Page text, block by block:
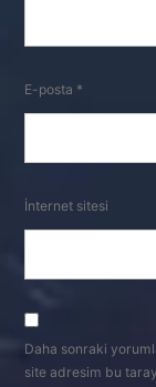
E-posta *
İnternet sitesi
Daha sonraki
site adresim bu